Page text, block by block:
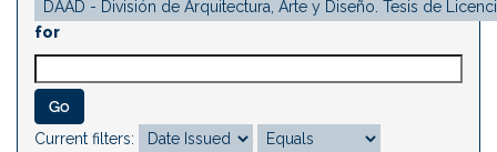
for
Current filters: